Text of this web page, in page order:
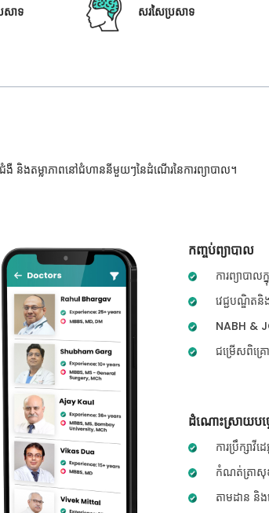
សាទ សរសៃប្រសាទ
ជំងឺ និងតម្លាភាពនៅជំហាននីមួយៗនៃដំណើរនៃការព្យាបាល។
កញ្ចប់ព្យាបាល
ការព្យាបាល
វេជ្ជបណ្ឌិតនិ
NABH &
ជម្រើសពិគ្រ
ដំណោះស្រាយបច្ច
ការប្រឹក្សាវី
កំណត់ត្រាសុ
តាមដាន និង